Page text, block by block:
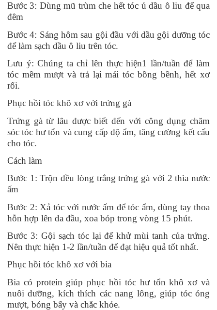
Bước 3: Dùng mũ trùm che hết tóc ủ dầu ô liu để qua
đêm
Bước 4: Sáng hôm sau gội đầu với dầu gội dưỡng tóc
để làm sạch dầu ô liu trên tóc.
Lưu ý: Chúng ta chỉ lên thực hiện1 lần/tuần để làm
tóc mềm mượt và trả lại mái tóc bồng bềnh, hết xơ
rối.
Phục hồi tóc khô xơ với trứng gà
Trứng gà từ lâu được biết đến với công dụng chăm
sóc tóc hư tổn và cung cấp độ ẩm, tăng cường kết cấu
cho tóc.
Cách làm
Bước 1: Trộn đều lòng trắng trứng gà với 2 thìa nước
ấm
Bước 2: Xả tóc với nước ấm để tóc ẩm, dùng tay thoa
hỗn hợp lên da đầu, xoa bóp trong vòng 15 phút.
Bước 3: Gội sạch tóc lại để khử mùi tanh của trứng.
Nên thực hiện 1-2 lần/tuần để đạt hiệu quả tốt nhất.
Phục hồi tóc khô xơ với bia
Bia có protein giúp phục hồi tóc hư tổn khô xơ và
nuôi dưỡng, kích thích các nang lông, giúp tóc óng
mượt, bóng bẩy và chắc khỏe.